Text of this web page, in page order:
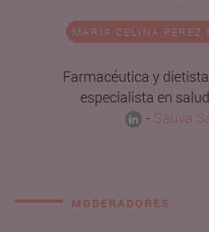
MARÍA CELINA PÉREZ
Farmacéutica y
especialista en
- Sauva
MODERADORES